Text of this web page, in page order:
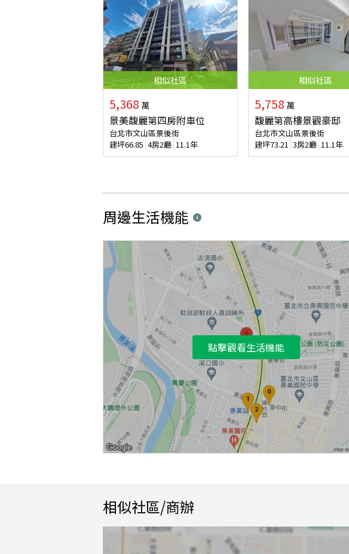
相似社區
5,368 萬
景美馥麗第四房附車位
台北市文山區景後街
建坪66.85 4房2廳 11.1年
相似社區
5,758 萬
馥麗第高樓景觀豪邸
台北市文山區景後街
建坪73.21 3房2廳 11.1年
周邊生活機能
點擊觀看生活機能
相似社區/商辦